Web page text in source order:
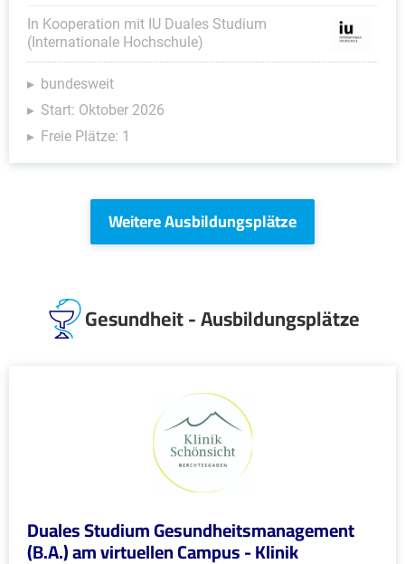
In Kooperation mit IU Duales Studium
(Internationale Hochschule)
bundesweit
Start: Oktober 2026
Freie Plätze: 1
Weitere Ausbildungsplätze
Gesundheit - Ausbildungsplätze
Duales Studium Gesundheitsmanagement
(B.A.) am virtuellen Campus - Klinik